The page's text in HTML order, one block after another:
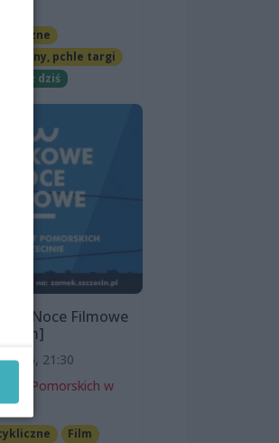
festyny, pchle targi
Już dziś
Noce Filmowe
2026, 21:30
Pomorskich w
Film